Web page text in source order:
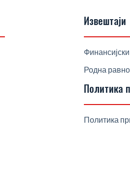
Извештаји
Родна
Политика
Политика